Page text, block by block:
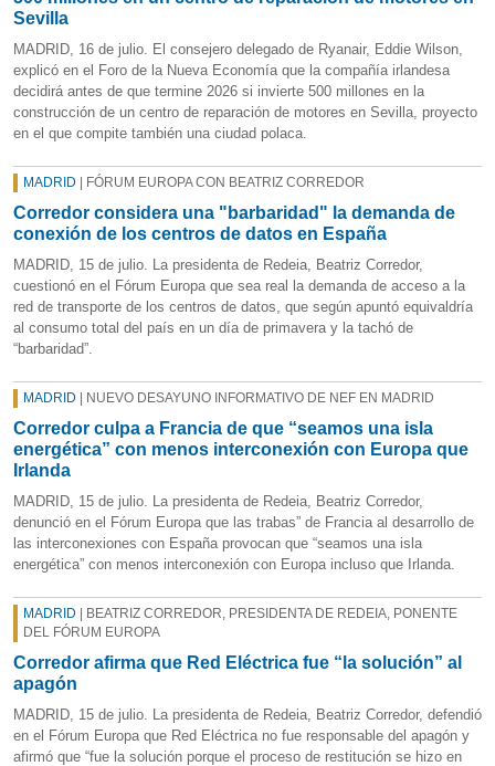
Sevilla
MADRID, 16 de julio. El consejero delegado de Ryanair, Eddie Wilson,
explicó en el Foro de la Nueva Economía que la compañía irlandesa
decidirá antes de que termine 2026 si invierte 500 millones en la
construcción de un centro de reparación de motores en Sevilla, proyecto
en el que compite también una ciudad polaca.
MADRID | FÓRUM EUROPA CON BEATRIZ CORREDOR
Corredor considera una "barbaridad" la demanda de
conexión de los centros de datos en España
MADRID, 15 de julio. La presidenta de Redeia, Beatriz Corredor,
cuestionó en el Fórum Europa que sea real la demanda de acceso a la
red de transporte de los centros de datos, que según apuntó equivaldría
al consumo total del país en un día de primavera y la tachó de
“barbaridad”.
MADRID | NUEVO DESAYUNO INFORMATIVO DE NEF EN MADRID
Corredor culpa a Francia de que “seamos una isla
energética” con menos interconexión con Europa que
Irlanda
MADRID, 15 de julio. La presidenta de Redeia, Beatriz Corredor,
denunció en el Fórum Europa que las trabas” de Francia al desarrollo de
las interconexiones con España provocan que “seamos una isla
energética” con menos interconexión con Europa incluso que Irlanda.
MADRID | BEATRIZ CORREDOR, PRESIDENTA DE REDEIA, PONENTE
DEL FÓRUM EUROPA
Corredor afirma que Red Eléctrica fue “la solución” al
apagón
MADRID, 15 de julio. La presidenta de Redeia, Beatriz Corredor, defendió
en el Fórum Europa que Red Eléctrica no fue responsable del apagón y
afirmó que “fue la solución porque el proceso de restitución se hizo en